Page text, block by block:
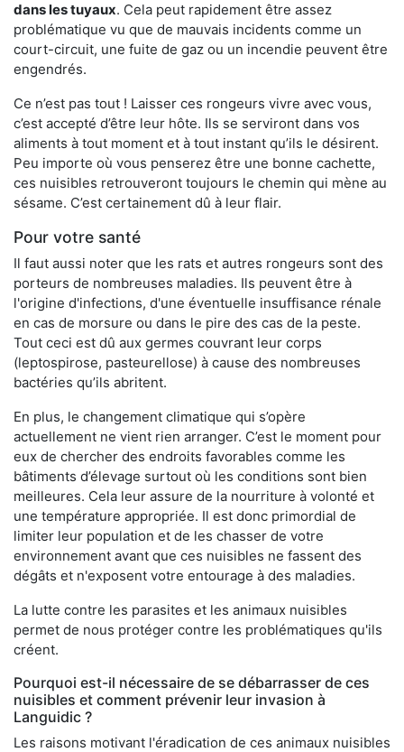
dans les tuyaux. Cela peut rapidement être assez
problématique vu que de mauvais incidents comme un
court-circuit, une fuite de gaz ou un incendie peuvent être
engendrés.
Ce n’est pas tout ! Laisser ces rongeurs vivre avec vous,
c’est accepté d’être leur hôte. Ils se serviront dans vos
aliments à tout moment et à tout instant qu’ils le désirent.
Peu importe où vous penserez être une bonne cachette,
ces nuisibles retrouveront toujours le chemin qui mène au
sésame. C’est certainement dû à leur flair.
Pour votre santé
Il faut aussi noter que les rats et autres rongeurs sont des
porteurs de nombreuses maladies. Ils peuvent être à
l'origine d'infections, d'une éventuelle insuffisance rénale
en cas de morsure ou dans le pire des cas de la peste.
Tout ceci est dû aux germes couvrant leur corps
(leptospirose, pasteurellose) à cause des nombreuses
bactéries qu’ils abritent.
En plus, le changement climatique qui s’opère
actuellement ne vient rien arranger. C’est le moment pour
eux de chercher des endroits favorables comme les
bâtiments d’élevage surtout où les conditions sont bien
meilleures. Cela leur assure de la nourriture à volonté et
une température appropriée. Il est donc primordial de
limiter leur population et de les chasser de votre
environnement avant que ces nuisibles ne fassent des
dégâts et n'exposent votre entourage à des maladies.
La lutte contre les parasites et les animaux nuisibles
permet de nous protéger contre les problématiques qu'ils
créent.
Pourquoi est-il nécessaire de se débarrasser de ces
nuisibles et comment prévenir leur invasion à
Languidic ?
Les raisons motivant l'éradication de ces animaux nuisibles